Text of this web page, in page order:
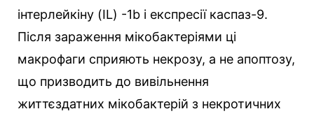
інтерлейкіну (IL) -1b і експресії каспаз-9.
Після зараження мікобактеріями ці
макрофаги сприяють некрозу, а не апоптозу,
що призводить до вивільнення
життєздатних мікобактерій з некротичних